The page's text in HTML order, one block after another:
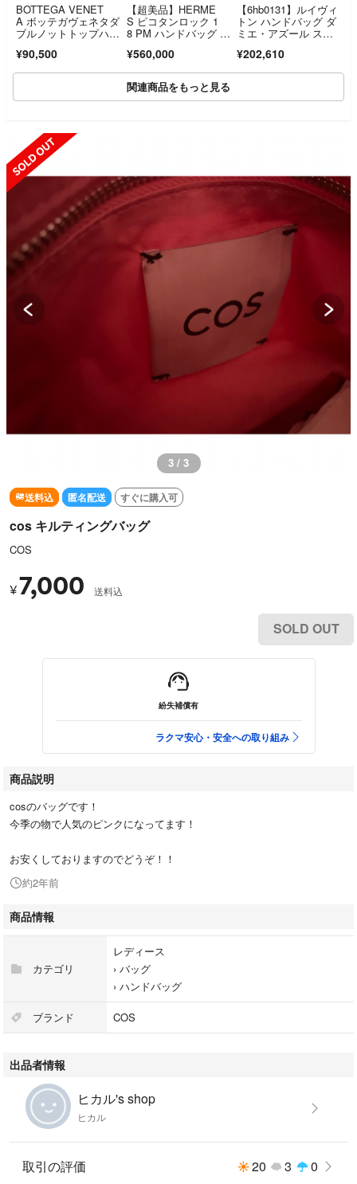
BOTTEGA VENET
A ボッテガヴェネタダ
ブルノットトップハン
¥90,500
【超美品】HERME
S ピコタンロック 1
8 PM ハンドバッグ ゴ
具 A刻印 エルメス
¥560,000
【6hb0131】ルイヴィ
トン ハンドバッグ ダ
ミエ・アズール スピ
ワイト【中古】レディ
ース
¥202,610
関連商品をもっと見る
3 / 3
送料込 匿名配送 すぐに購入可
cos キルティングバッグ
COS
¥7,000 送料込
SOLD OUT
紛失補償有
ラクマ安心・安全への取り組み
商品説明
cosのバッグです！
今季の物で人気のピンクになってます！
お安くしておりますのでどうぞ！！
約2年前
商品情報
カテゴリ
レディース
› バッグ
› ハンドバッグ
ブランド COS
出品者情報
ヒカル's shop
ヒカル
取引の評価 20 3 0